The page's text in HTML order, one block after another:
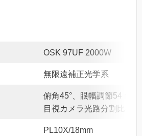
OSK 97UF 2000W
無限遠補正光学系
俯角45°、眼幅調節54 mm
目視カメラ光路分割比80
PL10X/18mm